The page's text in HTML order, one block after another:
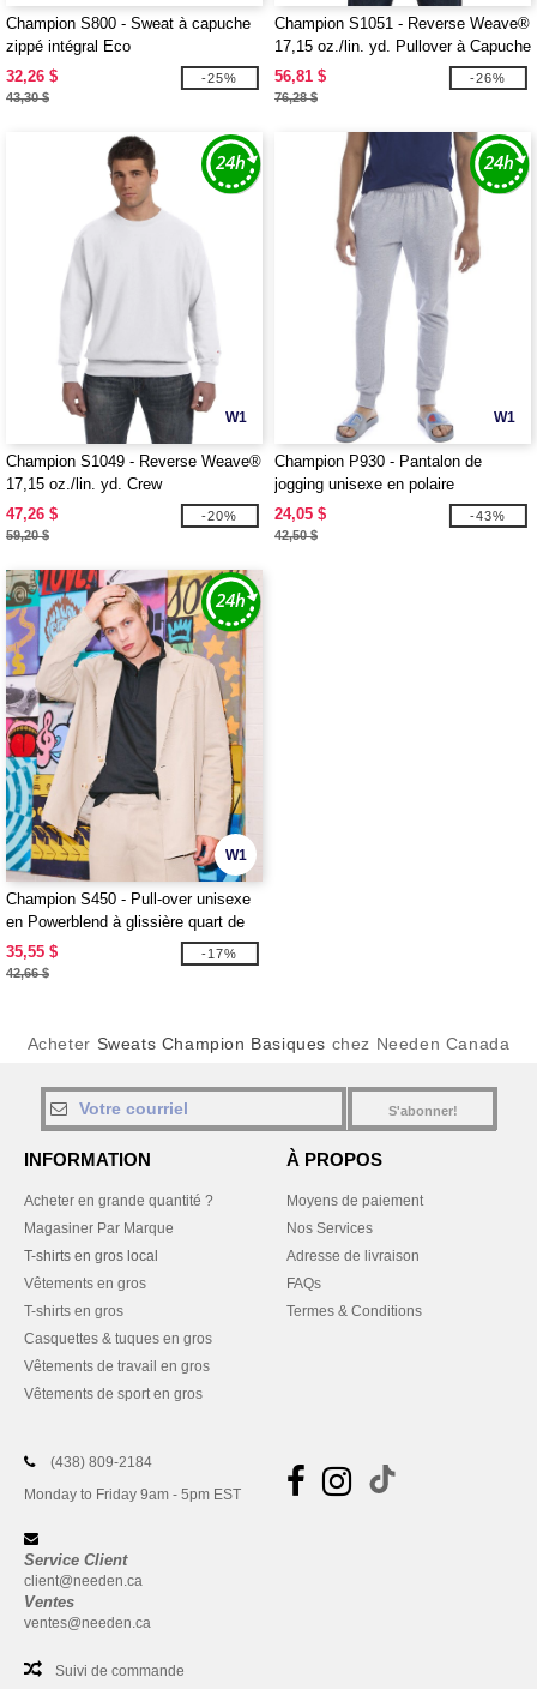
Champion S800 - Sweat à capuche
zippé intégral Eco
32,26 $
43,30 $
-25%
Champion S1051 - Reverse Weave®
17,15 oz./lin. yd. Pullover à Capuche
56,81 $
76,28 $
-26%
W1
Champion S1049 - Reverse Weave®
17,15 oz./lin. yd. Crew
47,26 $
59,20 $
-20%
W1
Champion P930 - Pantalon de
jogging unisexe en polaire
PowerBlend
24,05 $
42,50 $
-43%
W1
Champion S450 - Pull-over unisexe
en Powerblend à glissière quart de
tour
35,55 $
42,66 $
-17%
Acheter Sweats Champion Basiques chez Needen Canada
S'abonner!
INFORMATION
Acheter en grande quantité ?
Magasiner Par Marque
T-shirts en gros local
Vêtements en gros
T-shirts en gros
Casquettes & tuques en gros
Vêtements de travail en gros
Vêtements de sport en gros
À PROPOS
Moyens de paiement
Nos Services
Adresse de livraison
FAQs
Termes & Conditions
(438) 809-2184
Monday to Friday 9am - 5pm EST
Service Client
client@needen.ca
Ventes
ventes@needen.ca
Suivi de commande